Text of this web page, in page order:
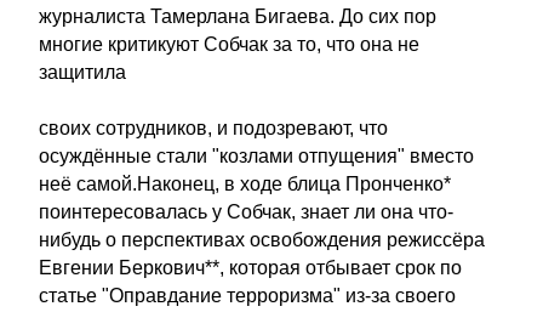
журналиста Тамерлана Бигаева. До сих пор
многие критикуют Собчак за то, что она не
защитила
своих сотрудников, и подозревают, что
осуждённые стали "козлами отпущения" вместо
неё самой.Наконец, в ходе блица Пронченко*
поинтересовалась у Собчак, знает ли она что-
нибудь о перспективах освобождения режиссёра
Евгении Беркович**, которая отбывает срок по
статье "Оправдание терроризма" из-за своего